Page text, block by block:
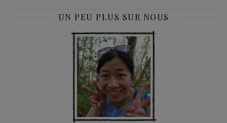
UN PEU PLUS SUR NOUS